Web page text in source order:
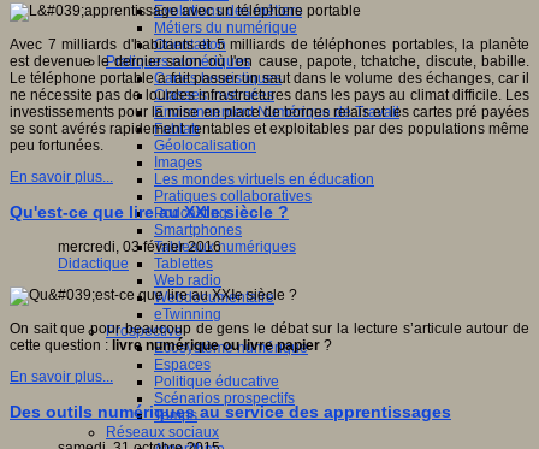
Evolutions des métiers
Métiers du numérique
Orientation
Pratiques numériques
Cartes heuristiques
Classes inversées
Environnement Numérique de Travail
Fablab
Géolocalisation
Images
Les mondes virtuels en éducation
Pratiques collaboratives
Podcasting
Smartphones
Tableaux numériques
Tablettes
Web radio
Webdocumentaire
eTwinning
Prospective
Ecosystème numérique
Espaces
Politique éducative
Scénarios prospectifs
Temps
Réseaux sociaux
Avec 7 milliards d'habitants et 5 milliards de téléphones portables, la planète
est devenue le dernier salon où l'on cause, papote, tchatche, discute, babille.
Le téléphone portable a fait passer un saut dans le volume des échanges, car il
ne nécessite pas de lourdes infrastructures dans les pays au climat difficile. Les
investissements pour la mise en place de bornes relais et les cartes pré payées
se sont avérés rapidement rentables et exploitables par des populations même
peu fortunées.
En savoir plus...
Qu'est-ce que lire au XXIe siècle ?
mercredi, 03 février 2016
Didactique
On sait que pour beaucoup de gens le débat sur la lecture s’articule autour de
cette question : livre numérique ou livre papier ?
En savoir plus...
Des outils numériques au service des apprentissages